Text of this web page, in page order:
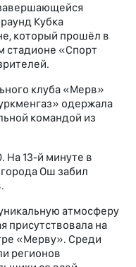
Кубка
который прошёл в
стадионе «Спорт
клуба «Мерв»
одержала
командой из
На 13-й минуте в
Ош забил
атмосферу
присутствовала на
«Мерву». Среди
регионов